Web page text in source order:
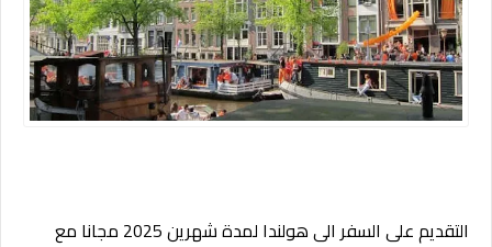
التقديم على السفر الى هولندا لمدة شهرين 2025 مجانا مع